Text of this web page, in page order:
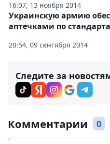
16:07, 13 ноября 2014
20:54, 09 сентября 2014
Украинскую армию
аптечками по
Следите за
Комментарии 0